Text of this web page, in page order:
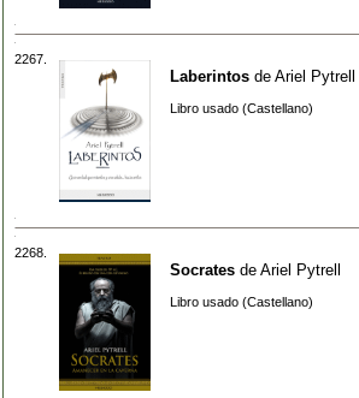
2267.
Laberintos de Ariel Pytrell
Libro usado (Castellano)
2268.
Socrates de Ariel Pytrell
Libro usado (Castellano)